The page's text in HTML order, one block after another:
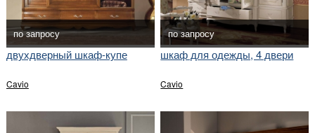
по запросу
двухдверный шкаф-купе
Cavio
по запросу
шкаф для одежды, 4 двери
Cavio